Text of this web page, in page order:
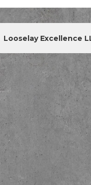
Looselay Excellence